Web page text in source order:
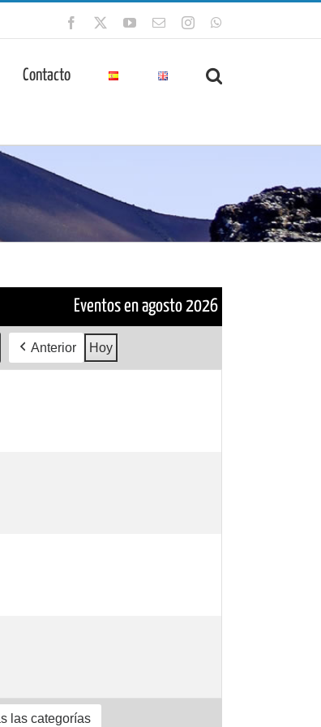
Facebook YouTube
CorreoInstagram
Contacto
Eventos en agosto 2026
Anterior Hoy
las categorías